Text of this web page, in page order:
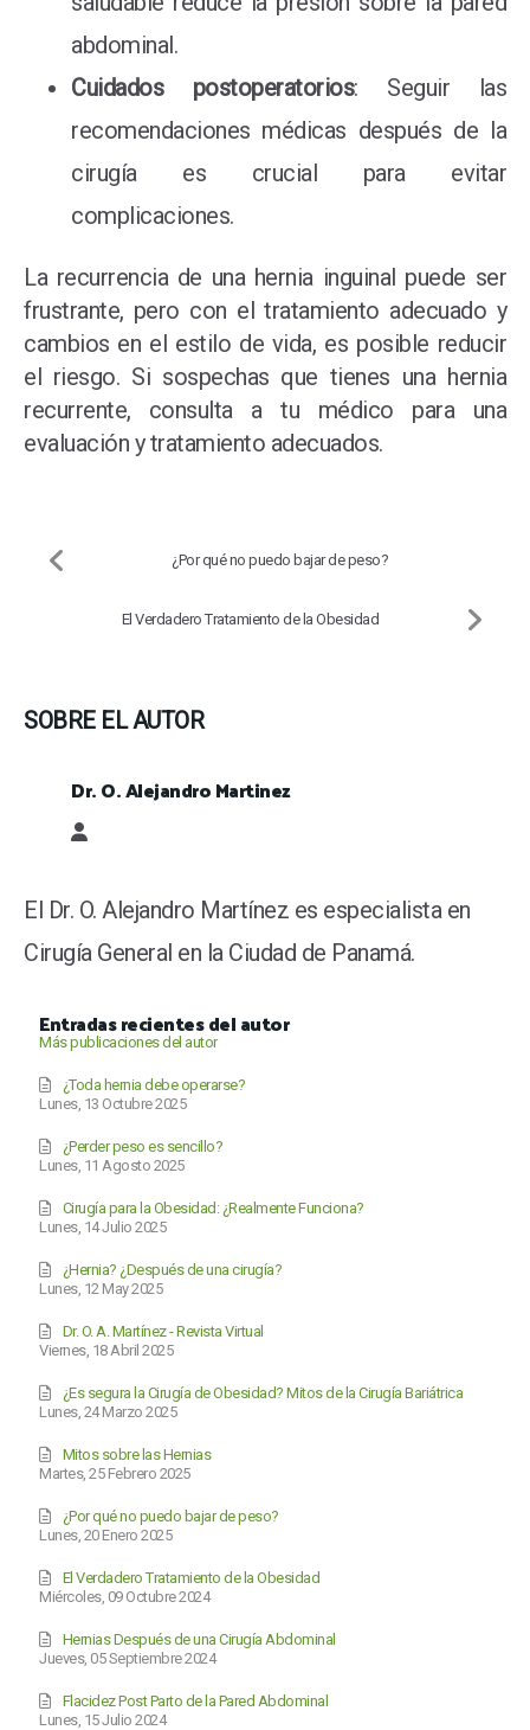
abdominal.
Cuidados postoperatorios: Seguir las
recomendaciones médicas después de la
cirugía es crucial para evitar
complicaciones.
La recurrencia de una hernia inguinal puede ser
frustrante, pero con el tratamiento adecuado y
cambios en el estilo de vida, es posible reducir
el riesgo. Si sospechas que tienes una hernia
recurrente, consulta a tu médico para una
evaluación y tratamiento adecuados.
¿Por qué no puedo bajar de peso?
El Verdadero Tratamiento de la Obesidad
SOBRE EL AUTOR
Dr. O. Alejandro Martinez
Dr. O. Alejandro Martinez
El Dr. O. Alejandro Martínez es especialista en
Cirugía General en la Ciudad de Panamá.
Entradas recientes del autor
Más publicaciones del autor
Lunes, 13 Octubre 2025
¿Toda hernia debe operarse?
Lunes, 11 Agosto 2025
¿Perder peso es sencillo?
Lunes, 14 Julio 2025
Cirugía para la Obesidad: ¿Realmente Funciona?
Lunes, 12 May 2025
¿Hernia? ¿Después de una cirugía?
Viernes, 18 Abril 2025
Dr. O. A. Martínez - Revista Virtual
Lunes, 24 Marzo 2025
¿Es segura la Cirugía de Obesidad? Mitos de la Cirugía Bariátrica
Martes, 25 Febrero 2025
Mitos sobre las Hernias
Lunes, 20 Enero 2025
¿Por qué no puedo bajar de peso?
Miércoles, 09 Octubre 2024
El Verdadero Tratamiento de la Obesidad
Jueves, 05 Septiembre 2024
Hernias Después de una Cirugía Abdominal
Lunes, 15 Julio 2024
Flacidez Post Parto de la Pared Abdominal